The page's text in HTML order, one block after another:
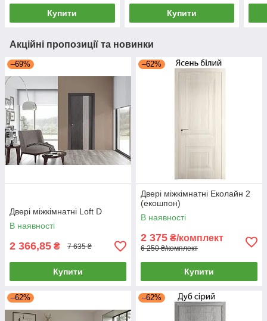
Купити Купити
Акційні пропозиції та новинки
–69%
Двері міжкімнатні Loft D
В наявності
2 366,85 ₴ 7 635 ₴
Купити
–62%
Двері міжкімнатні Еколайн 2
(екошпон)
В наявності
2 375 ₴/комплект
6 250 ₴/комплект
Купити
–62% –62%